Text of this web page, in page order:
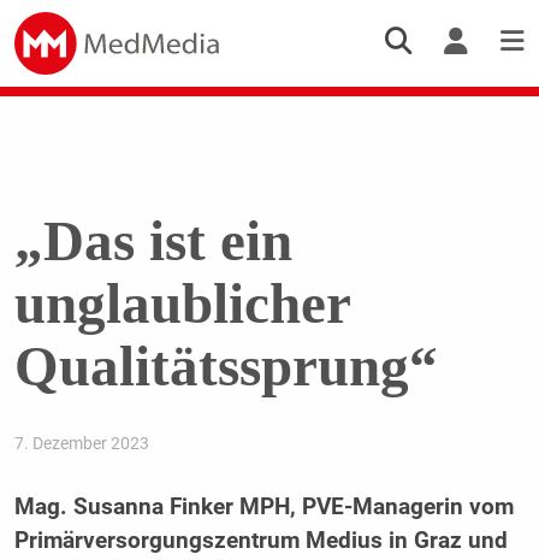
„Das ist ein
unglaublicher
Qualitätssprung“
7. Dezember 2023
Mag. Susanna Finker MPH, PVE-Managerin vom
Primärversorgungszentrum Medius in Graz und